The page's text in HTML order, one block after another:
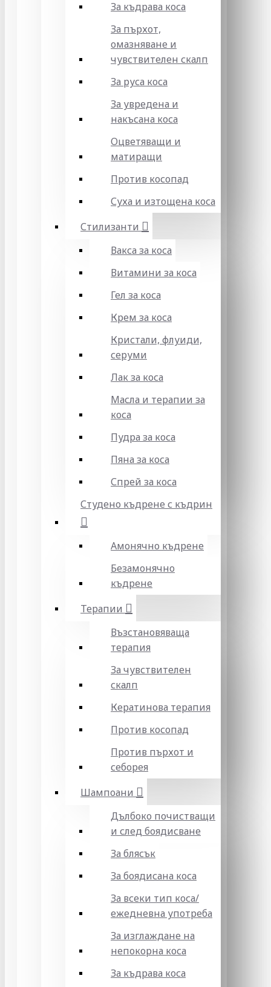
За къдрава коса
За пърхот,
омазняване и
чувствителен скалп
За руса коса
За увредена и
накъсана коса
Оцветяващи и
матиращи
Против косопад
Суха и изтощена коса
Стилизанти
Вакса за коса
Витамини за коса
Гел за коса
Крем за коса
Кристали, флуиди,
серуми
Лак за коса
Масла и терапии за
коса
Пудра за коса
Пяна за коса
Спрей за коса
Студено къдрене с къдрин
Амонячно къдрене
Безамонячно
къдрене
Терапии
Възстановяваща
терапия
За чувствителен
скалп
Кератинова терапия
Против косопад
Против пърхот и
себорея
Шампоани
Дълбоко почистващи
и след боядисване
За блясък
За боядисана коса
За всеки тип коса/
ежедневна употреба
За изглаждане на
непокорна коса
За къдрава коса